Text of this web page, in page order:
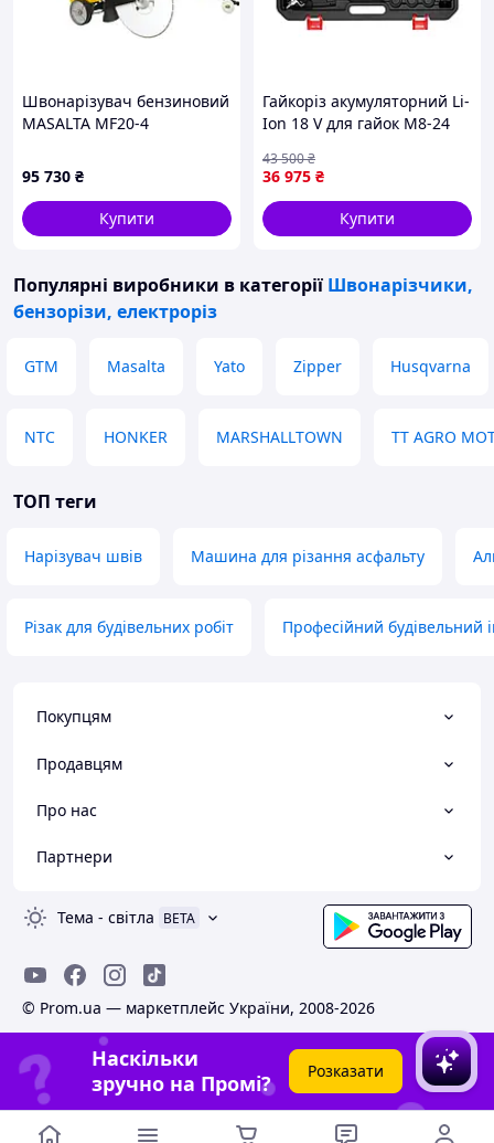
Швонарізувач бензиновий
MASALTA MF20-4
95 730 ₴
Купити
Гайкоріз акумуляторний Li-
Ion 18 V для гайок М8-24
YT-05856
36 975 ₴
43 500₴
Купити
Популярні виробники в категорії Швонарізчики,
бензорізи, електроріз
GTM Masalta Yato Zipper Husqvarna
NTC HONKER MARSHALLTOWN TT AGRO
ТОП теги
Нарізувач швів Машина для різання асфальту
Різак для будівельних робіт Професійний будівельний
Покупцям
Продавцям
Про нас
Партнери
Тема - світла BETA
© Prom.ua — маркетплейс України, 2008-2026
Наскільки
зручно на Промі?
Розказати